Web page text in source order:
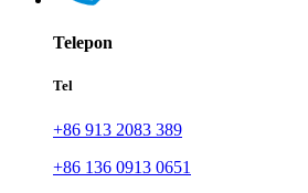
Telepon
Tel
+86 913 2083 389
+86 136 0913 0651